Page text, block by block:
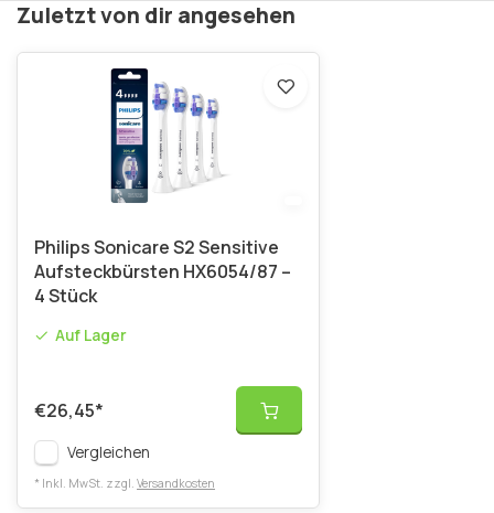
Zuletzt von dir angesehen
Philips Sonicare S2 Sensitive
Aufsteckbürsten HX6054/87 –
4 Stück
Auf Lager
€26,45*
Vergleichen
* Inkl. MwSt. zzgl. Versandkosten